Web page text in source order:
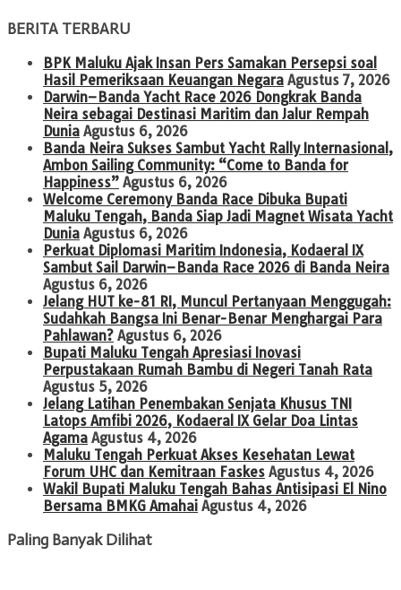
BERITA TERBARU
BPK Maluku Ajak Insan Pers Samakan Persepsi soal
Hasil Pemeriksaan Keuangan Negara Agustus 7, 2026
Darwin–Banda Yacht Race 2026 Dongkrak Banda
Neira sebagai Destinasi Maritim dan Jalur Rempah
Dunia Agustus 6, 2026
Banda Neira Sukses Sambut Yacht Rally Internasional,
Ambon Sailing Community: “Come to Banda for
Happiness” Agustus 6, 2026
Welcome Ceremony Banda Race Dibuka Bupati
Maluku Tengah, Banda Siap Jadi Magnet Wisata Yacht
Dunia Agustus 6, 2026
Perkuat Diplomasi Maritim Indonesia, Kodaeral IX
Sambut Sail Darwin–Banda Race 2026 di Banda Neira
Agustus 6, 2026
Jelang HUT ke-81 RI, Muncul Pertanyaan Menggugah:
Sudahkah Bangsa Ini Benar-Benar Menghargai Para
Pahlawan? Agustus 6, 2026
Bupati Maluku Tengah Apresiasi Inovasi
Perpustakaan Rumah Bambu di Negeri Tanah Rata
Agustus 5, 2026
Jelang Latihan Penembakan Senjata Khusus TNI
Latops Amfibi 2026, Kodaeral IX Gelar Doa Lintas
Agama Agustus 4, 2026
Maluku Tengah Perkuat Akses Kesehatan Lewat
Forum UHC dan Kemitraan Faskes Agustus 4, 2026
Wakil Bupati Maluku Tengah Bahas Antisipasi El Nino
Bersama BMKG Amahai Agustus 4, 2026
Paling Banyak Dilihat